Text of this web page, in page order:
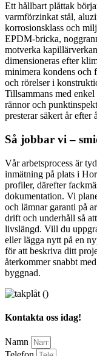
Ett hållbart plåttak
varmförzinkat stål,
korrosionsklass och
EPDM-bricka,
motverka
dimensioneras efter
minimera kondens och
och rörelser i
Tillsammans med
rännor och
presterar säkert år efter
Så jobbar vi –
Vår arbetsprocess är
inmätning på plats i
profiler, därefter
dokumentation. Vi
och lämnar garanti på
drift och underhåll så
livslängd. Vill du
eller lägga nytt på en
för att beskriva ditt
återkommer snabbt
byggnad.
Kontakta oss idag!
Namn